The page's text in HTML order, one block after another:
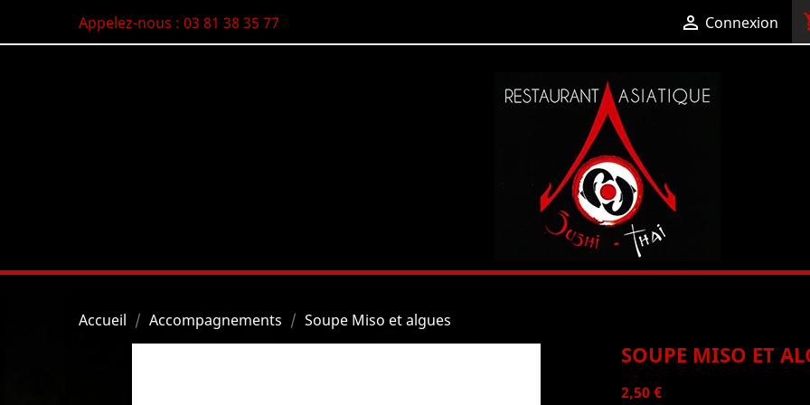
Appelez-nous : 03 81 38 35 77  Connexion
Accueil Accompagnements Soupe Miso et algues
SOUPE MISO ET
2,50 €